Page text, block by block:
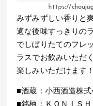
https://
みずみずしい香りと
適な後味すっきりの
でしぼりたてのフレ
ラスでお飲みいただ
楽しみいただけます！
■酒蔵：小西酒造株式
■銘柄：ＫＯＮＩＳ